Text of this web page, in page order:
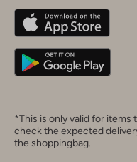
Belgique
Deutschland
*This is only valid for items
check the expected
the shoppingbag.